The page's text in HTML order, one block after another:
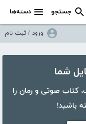
دسته‌ها جستجو
ورود / ثبت نام
کتابراه، بیش از ۵۰،۰۰۰ کتاب، کتاب صوتی و رمان را
باشید!